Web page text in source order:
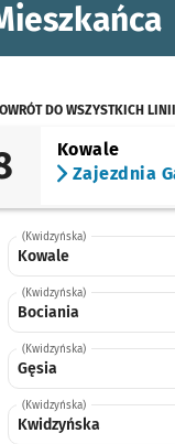
DO WSZYSTKICH LINII
Kowale
Zajezdnia
(Kwidzyńska)
Kowale
(Kwidzyńska)
Bociania
(Kwidzyńska)
Gęsia
(Kwidzyńska)
Kwidzyńska